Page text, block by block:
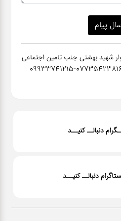
شهید بهشتی جنب تامین اجتماعی
دنبالــ کنیــد
دنبالــ کنیــد